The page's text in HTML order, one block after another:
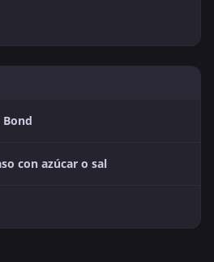
Bond
con azúcar o sal